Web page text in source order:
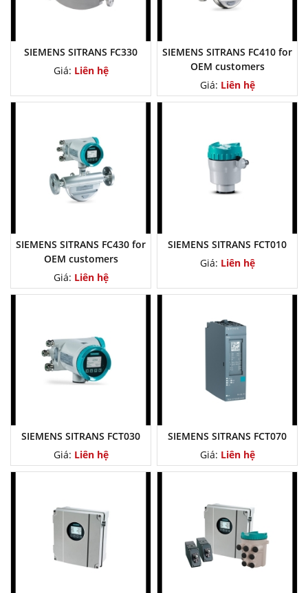
SIEMENS SITRANS FC330
Giá: Liên hệ
SIEMENS SITRANS FC410 for
OEM customers
Giá: Liên hệ
SIEMENS SITRANS FC430 for
OEM customers
Giá: Liên hệ
SIEMENS SITRANS FCT010
Giá: Liên hệ
SIEMENS SITRANS FCT030
Giá: Liên hệ
SIEMENS SITRANS FCT070
Giá: Liên hệ